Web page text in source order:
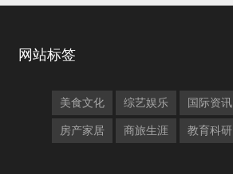
网站标签
美食文化 综艺娱乐 国际资讯
房产家居 商旅生涯 教育科研